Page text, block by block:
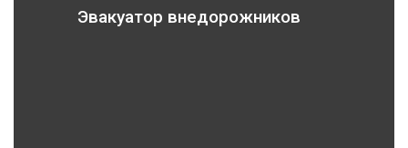
Эвакуатор внедорожников